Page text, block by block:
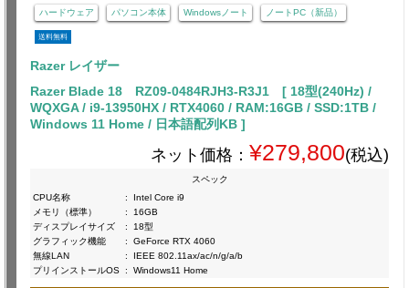
ハードウェア パソコン本体 Windowsノート ノートPC（新品）
送料無料
Razer レイザー
Razer Blade 18 RZ09-0484RJH3-R3J1 [ 18型(240Hz) /
WQXGA / i9-13950HX / RTX4060 / RAM:16GB / SSD:1TB /
Windows 11 Home / 日本語配列KB ]
ネット価格： ¥279,800(税込)
スペック
CPU名称
:
Intel Core i9
メモリ（標準）
:
16GB
ディスプレイサイズ
:
18型
グラフィック機能
:
GeForce RTX 4060
無線LAN
:
IEEE 802.11ax/ac/n/g/a/b
プリインストールOS : Windows11 Home